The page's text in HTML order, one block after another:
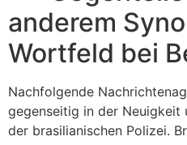
anderem
Wortfeld bei
Nachfolgende
gegenseitig in der Neuigkeit
der brasilianischen Polizei.